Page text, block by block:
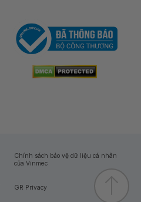
Chính sách bảo vệ dữ liệu cá nhân
của Vinmec
GR Privacy